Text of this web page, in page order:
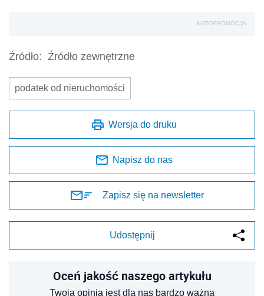
AUTOPROMOCJA
Źródło: Źródło zewnętrzne
podatek od nieruchomości
Wersja do druku
Napisz do nas
Zapisz się na newsletter
Udostępnij
Oceń jakość naszego artykułu
Twoja opinia jest dla nas bardzo ważna